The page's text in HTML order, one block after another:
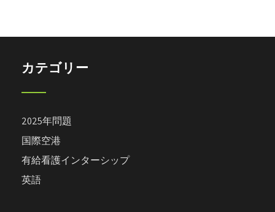
カテゴリー
2025年問題
国際空港
有給看護インターシップ
英語